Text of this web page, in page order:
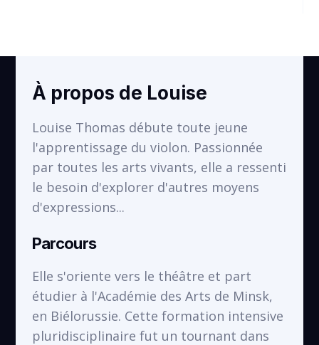
VOIR
École Anatole France
Saint-Denis
À propos de Louise
Louise Thomas débute toute jeune
l'apprentissage du violon. Passionnée
par toutes les arts vivants, elle a ressenti
le besoin d'explorer d'autres moyens
d'expressions...
Parcours
Elle s'oriente vers le théâtre et part
étudier à l'Académie des Arts de Minsk,
en Biélorussie. Cette formation intensive
pluridisciplinaire fut un tournant dans